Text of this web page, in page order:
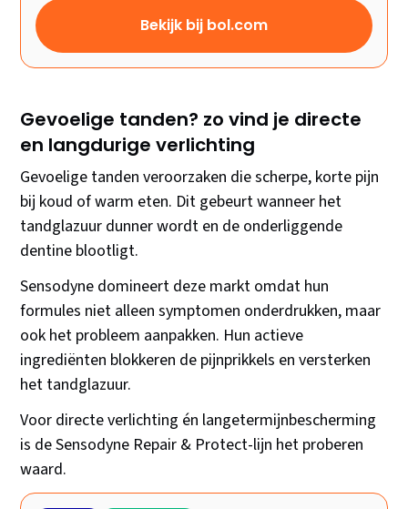
Bekijk bij bol.com
Gevoelige tanden? zo vind je directe
en langdurige verlichting
Gevoelige tanden veroorzaken die scherpe, korte pijn
bij koud of warm eten. Dit gebeurt wanneer het
tandglazuur dunner wordt en de onderliggende
dentine blootligt.
Sensodyne domineert deze markt omdat hun
formules niet alleen symptomen onderdrukken, maar
ook het probleem aanpakken. Hun actieve
ingrediënten blokkeren de pijnprikkels en versterken
het tandglazuur.
Voor directe verlichting én langetermijnbescherming
is de Sensodyne Repair & Protect-lijn het proberen
waard.